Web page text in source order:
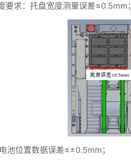
要求：托盘宽度测量误差≤0.5mm；
池位置数据误差≤±0.5mm；